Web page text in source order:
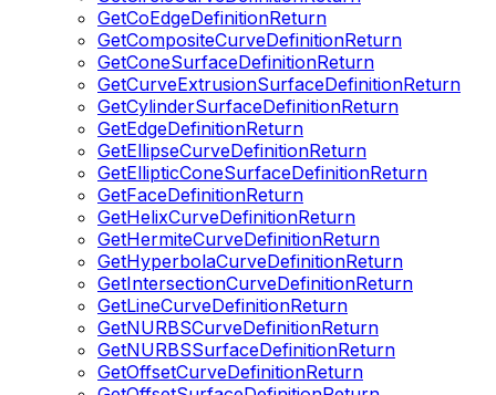
GetCoEdgeDefinitionReturn
GetCompositeCurveDefinitionReturn
GetConeSurfaceDefinitionReturn
GetCurveExtrusionSurfaceDefinitionReturn
GetCylinderSurfaceDefinitionReturn
GetEdgeDefinitionReturn
GetEllipseCurveDefinitionReturn
GetEllipticConeSurfaceDefinitionReturn
GetFaceDefinitionReturn
GetHelixCurveDefinitionReturn
GetHermiteCurveDefinitionReturn
GetHyperbolaCurveDefinitionReturn
GetIntersectionCurveDefinitionReturn
GetLineCurveDefinitionReturn
GetNURBSCurveDefinitionReturn
GetNURBSSurfaceDefinitionReturn
GetOffsetCurveDefinitionReturn